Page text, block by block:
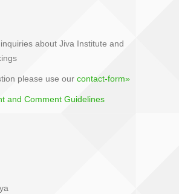
about Jiva Institute and
please use our contact-form»
and Comment Guidelines